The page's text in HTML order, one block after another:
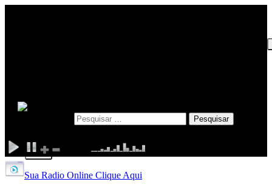
X
Sua Radio Online Clique Aqui